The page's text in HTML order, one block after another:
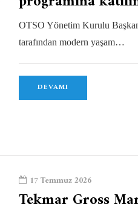
OTSO Yönetim Kurulu
tarafından modern yaşam…
DEVAMI
17 Temmuz 2026
Tekmar Gross